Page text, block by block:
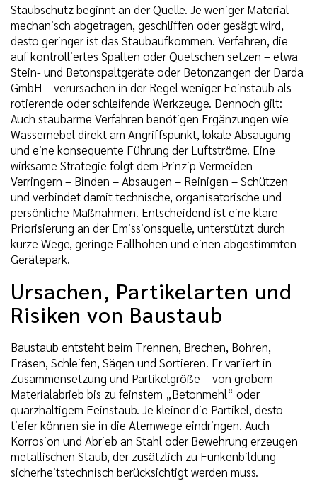
Staubschutz beginnt an der Quelle. Je weniger Material
mechanisch abgetragen, geschliffen oder gesägt wird,
desto geringer ist das Staubaufkommen. Verfahren, die
auf kontrolliertes Spalten oder Quetschen setzen – etwa
Stein- und Betonspaltgeräte oder Betonzangen der Darda
GmbH – verursachen in der Regel weniger Feinstaub als
rotierende oder schleifende Werkzeuge. Dennoch gilt:
Auch staubarme Verfahren benötigen Ergänzungen wie
Wassernebel direkt am Angriffspunkt, lokale Absaugung
und eine konsequente Führung der Luftströme. Eine
wirksame Strategie folgt dem Prinzip Vermeiden –
Verringern – Binden – Absaugen – Reinigen – Schützen
und verbindet damit technische, organisatorische und
persönliche Maßnahmen. Entscheidend ist eine klare
Priorisierung an der Emissionsquelle, unterstützt durch
kurze Wege, geringe Fallhöhen und einen abgestimmten
Gerätepark.
Ursachen, Partikelarten und
Risiken von Baustaub
Baustaub entsteht beim Trennen, Brechen, Bohren,
Fräsen, Schleifen, Sägen und Sortieren. Er variiert in
Zusammensetzung und Partikelgröße – von grobem
Materialabrieb bis zu feinstem „Betonmehl“ oder
quarzhaltigem Feinstaub. Je kleiner die Partikel, desto
tiefer können sie in die Atemwege eindringen. Auch
Korrosion und Abrieb an Stahl oder Bewehrung erzeugen
metallischen Staub, der zusätzlich zu Funkenbildung
sicherheitstechnisch berücksichtigt werden muss.